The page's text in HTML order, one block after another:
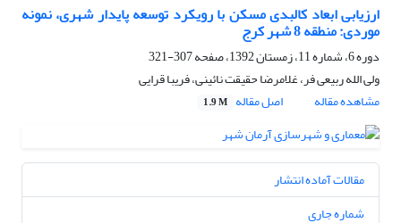
ارزیابی ابعاد کالبدی مسکن با رویکرد توسعه پایدار شهری، نمونه
موردی: منطقه 8 شهر کرج
دوره 6، شماره 11، زمستان 1392، صفحه
307-321
ولی الله ربیعی فر، غلامرضا حقیقت نائینی، فریبا قرایی
مشاهده مقاله
اصل مقاله 1.9 M
مقالات آماده انتشار
شماره جاری